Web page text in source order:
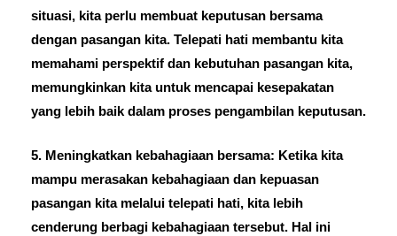
situasi, kita perlu membuat keputusan bersama
dengan pasangan kita. Telepati hati membantu kita
memahami perspektif dan kebutuhan pasangan kita,
memungkinkan kita untuk mencapai kesepakatan
yang lebih baik dalam proses pengambilan keputusan.
5. Meningkatkan kebahagiaan bersama: Ketika kita
mampu merasakan kebahagiaan dan kepuasan
pasangan kita melalui telepati hati, kita lebih
cenderung berbagi kebahagiaan tersebut. Hal ini